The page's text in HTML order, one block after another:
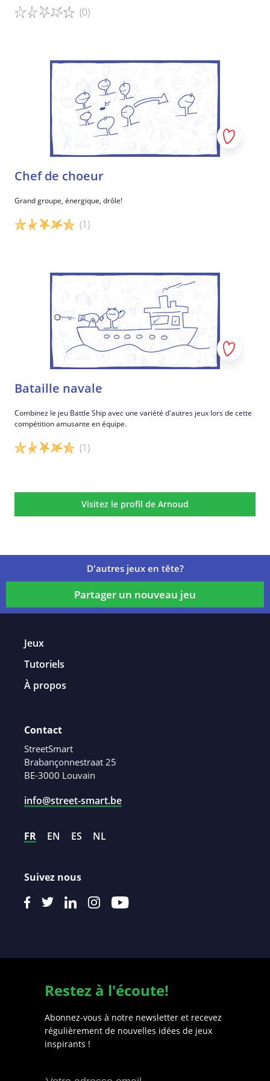
(0)
Chef de choeur
Grand groupe, énergique, drôle!
(1)
Bataille navale
Combinez le jeu Battle Ship avec une variété d'autres jeux lors de cette
compétition amusante en équipe.
(1)
Visitez le profil de Arnoud
D'autres jeux en tête?
Partager un nouveau jeu
Jeux
Tutoriels
À propos
Contact
StreetSmart
Brabançonnestraat 25
BE-3000 Louvain
info@street-smart.be
FR EN ES NL
Suivez nous
Restez à l'écoute!
Abonnez-vous à notre newsletter et recevez
régulièrement de nouvelles idées de jeux
inspirants !